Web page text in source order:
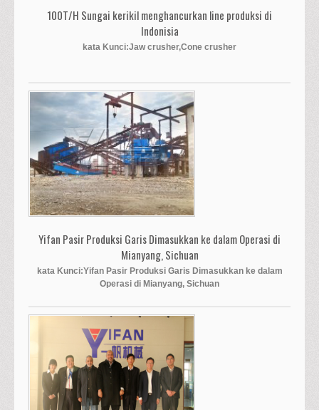
100T/H Sungai kerikil menghancurkan line produksi di
Indonisia
kata Kunci:Jaw crusher,Cone crusher
Yifan Pasir Produksi Garis Dimasukkan ke dalam Operasi di
Mianyang, Sichuan
kata Kunci:Yifan Pasir Produksi Garis Dimasukkan ke dalam
Operasi di Mianyang, Sichuan